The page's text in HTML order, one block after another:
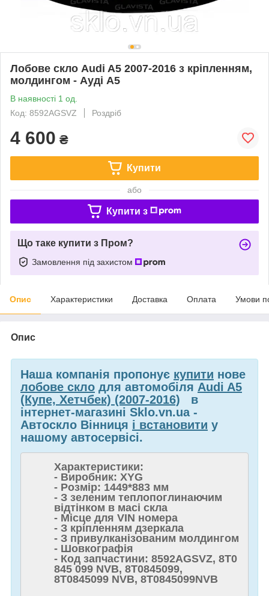
Лобове скло Audi A5 2007-2016 з кріпленням,
молдингом - Ауді А5
В наявності 1 од.
Код: 8592AGSVZ
Роздріб
4 600 ₴
Купити
або
Купити з
Що таке купити з Пром?
Замовлення під захистом
Опис Характеристики Доставка Оплата Умови
Опис
Наша компанія пропонує купити нове
лобове скло для автомобіля Audi A5
(Купе, Хетчбек) (2007-2016) в
інтернет-магазині Sklo.vn.ua -
Автоскло Вінниця і встановити у
нашому автосервісі.
Характеристики:
- Виробник: XYG
- Розмір: 1449*883 мм
- З зеленим теплопоглинаючим
відтінком в масі скла
- Місце для VIN номера
- З кріпленням дзеркала
- З привулканізованим молдингом
- Шовкографія
- Код запчастини: 8592AGSVZ, 8T0
845 099 NVB, 8T0845099,
8T0845099 NVB, 8T0845099NVB